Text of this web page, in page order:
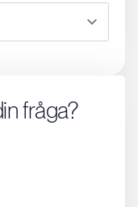
fråga?